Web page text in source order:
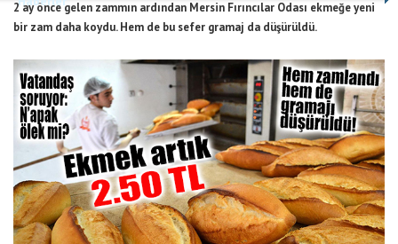
2 ay önce gelen zammın ardından Mersin Fırıncılar Odası ekmeğe yeni
bir zam daha koydu. Hem de bu sefer gramaj da düşürüldü.